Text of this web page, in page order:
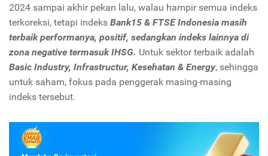
2024 sampai akhir pekan lalu, walau hampir semua indeks
terkoreksi, tetapi indeks Bank15 & FTSE Indonesia masih
terbaik performanya, positif, sedangkan indeks lainnya di
zona negative termasuk IHSG. Untuk sektor terbaik adalah
Basic Industry, Infrastructur, Kesehatan & Energy, sehingga
untuk saham, fokus pada penggerak masing-masing
indeks tersebut.